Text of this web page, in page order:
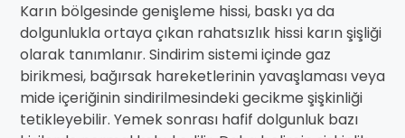
Karın bölgesinde genişleme hissi, baskı ya da
dolgunlukla ortaya çıkan rahatsızlık hissi karın şişliği
olarak tanımlanır. Sindirim sistemi içinde gaz
birikmesi, bağırsak hareketlerinin yavaşlaması veya
mide içeriğinin sindirilmesindeki gecikme şişkinliği
tetikleyebilir. Yemek sonrası hafif dolgunluk bazı